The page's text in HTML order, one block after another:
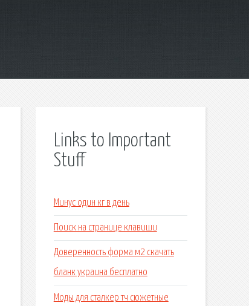
Links to Important
Stuff
Минус один кг в день
Поиск на странице клавиши
Доверенность форма м2 скачать
бланк украина бесплатно
Моды для сталкер тч сюжетные